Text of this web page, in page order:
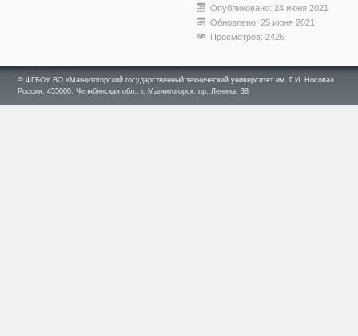
Опубликовано: 24 июня 2021
Обновлено: 25 июня 2021
Просмотров: 2426
© ФГБОУ ВО «Магнитогорский государственный технический университет им. Г.И. Носова»
Россия, 455000, Челябинская обл., г. Магнитогорск, пр. Ленина, 38